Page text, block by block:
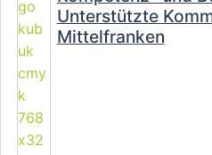
Unterstützte
Mittelfranken